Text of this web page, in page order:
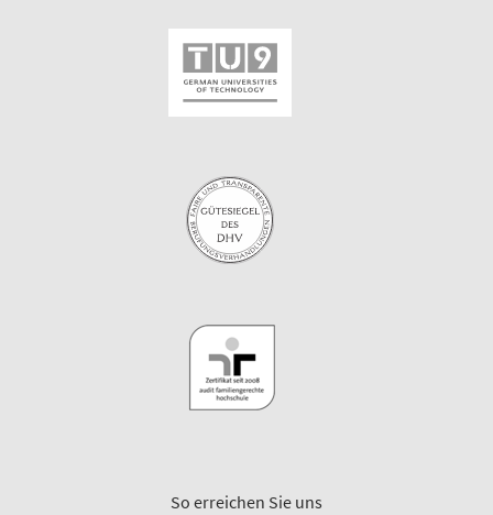
So erreichen Sie uns